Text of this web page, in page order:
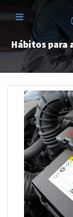
Hábitos para